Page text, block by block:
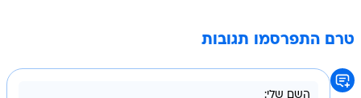
טרם התפרסמו תגובות